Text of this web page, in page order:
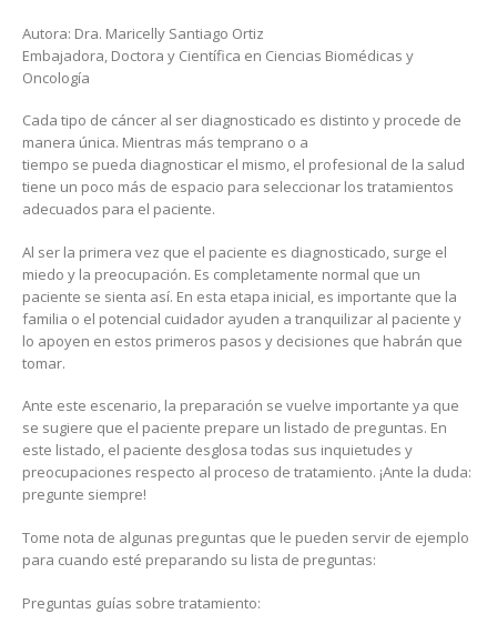
Autora: Dra. Maricelly Santiago Ortiz
Embajadora, Doctora y Científica en Ciencias Biomédicas y
Oncología
Cada tipo de cáncer al ser diagnosticado es distinto y procede de
manera única. Mientras más temprano o a
tiempo se pueda diagnosticar el mismo, el profesional de la salud
tiene un poco más de espacio para seleccionar los tratamientos
adecuados para el paciente.
Al ser la primera vez que el paciente es diagnosticado, surge el
miedo y la preocupación. Es completamente normal que un
paciente se sienta así. En esta etapa inicial, es importante que la
familia o el potencial cuidador ayuden a tranquilizar al paciente y
lo apoyen en estos primeros pasos y decisiones que habrán que
tomar.
Ante este escenario, la preparación se vuelve importante ya que
se sugiere que el paciente prepare un listado de preguntas. En
este listado, el paciente desglosa todas sus inquietudes y
preocupaciones respecto al proceso de tratamiento. ¡Ante la duda:
pregunte siempre!
Tome nota de algunas preguntas que le pueden servir de ejemplo
para cuando esté preparando su lista de preguntas:
Preguntas guías sobre tratamiento: